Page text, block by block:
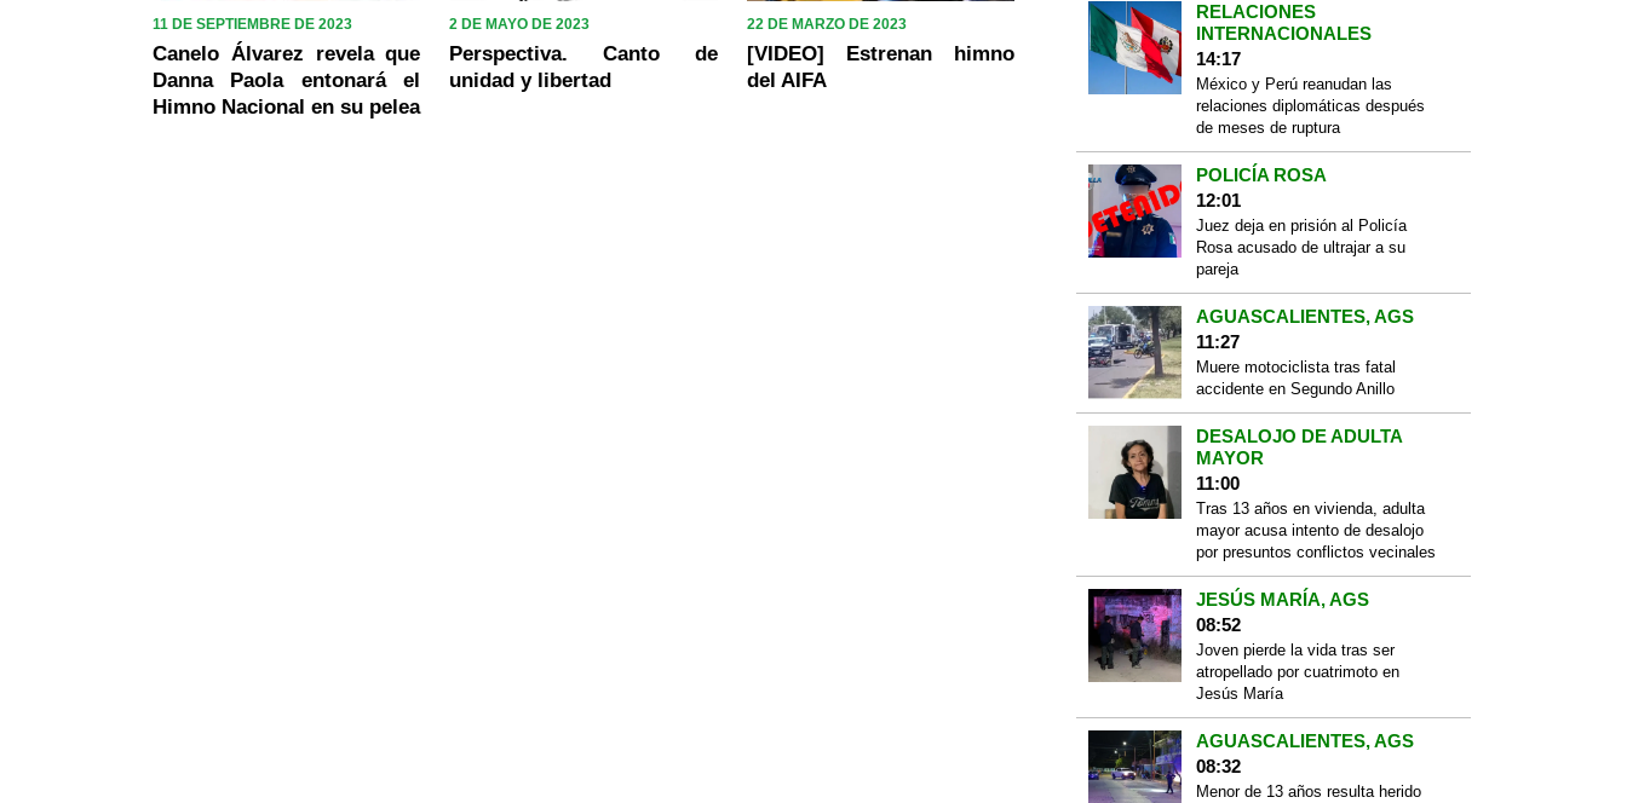
11 DE SEPTIEMBRE DE 2023
Canelo Álvarez revela que
Danna Paola entonará el
Himno Nacional en su pelea
2 DE MAYO DE 2023
Perspectiva. Canto de
unidad y libertad
22 DE MARZO DE 2023
[VIDEO] Estrenan himno
del AIFA
RELACIONES
INTERNACIONALES
14:17
México y Perú reanudan las
relaciones diplomáticas después
de meses de ruptura
POLICÍA ROSA
12:01
Juez deja en prisión al Policía
Rosa acusado de ultrajar a su
pareja
AGUASCALIENTES, AGS
11:27
Muere motociclista tras fatal
accidente en Segundo Anillo
DESALOJO DE ADULTA
MAYOR
11:00
Tras 13 años en vivienda, adulta
mayor acusa intento de desalojo
por presuntos conflictos vecinales
JESÚS MARÍA, AGS
08:52
Joven pierde la vida tras ser
atropellado por cuatrimoto en
Jesús María
AGUASCALIENTES, AGS
08:32
Menor de 13 años resulta herido